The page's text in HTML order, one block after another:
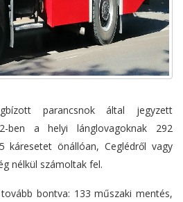
parancsnok által jegyzett
ben a helyi lánglovagoknak 292
káresetet önállóan, Ceglédről vagy
nélkül számoltak fel.
bontva: 133 műszaki mentés,